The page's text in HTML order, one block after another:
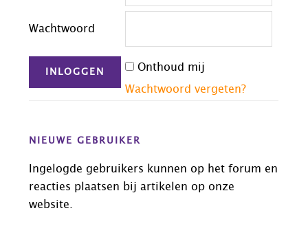
Wachtwoord
Onthoud mij
Wachtwoord vergeten?
NIEUWE GEBRUIKER
Ingelogde gebruikers kunnen op het forum en
reacties plaatsen bij artikelen op onze
website.